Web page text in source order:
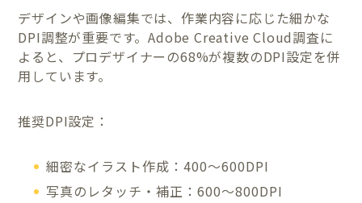
デザインや画像編集では、作業内容に応じた細かな
DPI調整が重要です。Adobe Creative Cloud調査に
よると、プロデザイナーの68%が複数のDPI設定を併
用しています。
推奨DPI設定：
細密なイラスト作成：400〜600DPI
写真のレタッチ・補正：600〜800DPI